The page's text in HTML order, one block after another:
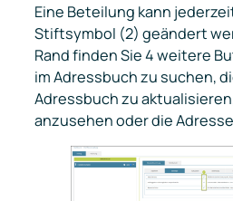
Eine Beteilung kann
Stiftsymbol (2) geändert
Rand finden Sie 4 weitere
im Adressbuch zu suchen,
Adressbuch zu
anzusehen oder die